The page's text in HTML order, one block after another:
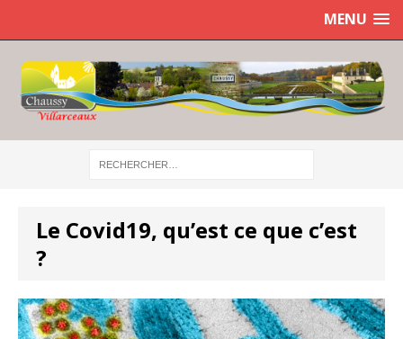
MENU
Le Covid19, qu’est ce que c’est
?